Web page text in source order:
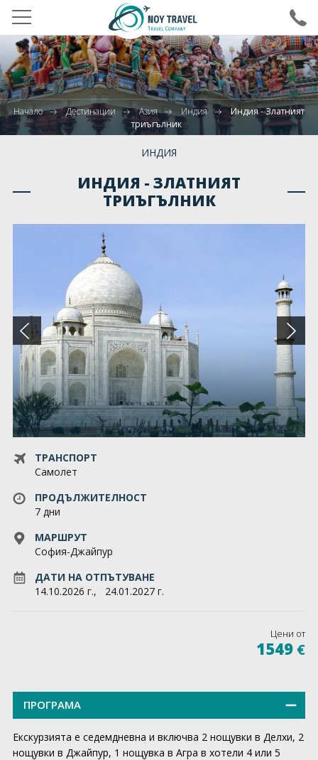
ВХОД ЗА АГЕНТИ
ХОТЕЛИ В БЪЛГАРИЯ
ДЕСТИНАЦИИ
За нас
Запитване
Общи условия
GDPR
Контакти
Начало Дестинации Азия Индия
Индия - Златният
триъгълник
ИНДИЯ
ИНДИЯ - ЗЛАТНИЯТ
ТРИЪГЪЛНИК
ТРАНСПОРТ
Самолет
ПРОДЪЛЖИТЕЛНОСТ
7 дни
МАРШРУТ
София-Джайпур
ДАТИ НА ОТПЪТУВАНЕ
14.10.2026 г., 24.01.2027 г.
Цени от
1549 €
ПРОГРАМА
Екскурзията е седемдневна и включва 2 нощувки в Делхи, 2
нощувки в Джайпур, 1 нощувка в Агра в хотели 4 или 5